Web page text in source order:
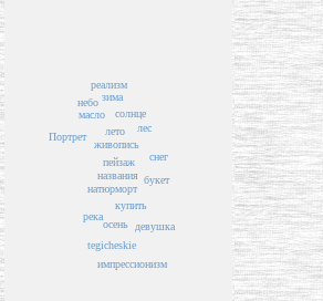
пейзаж
названия
живопись
лето
натюрморт
купить
солнце
лес
зима
осень
букет
масло
река
снег
tegicheskie
реализм
небо
импрессионизм
Портрет
девушка